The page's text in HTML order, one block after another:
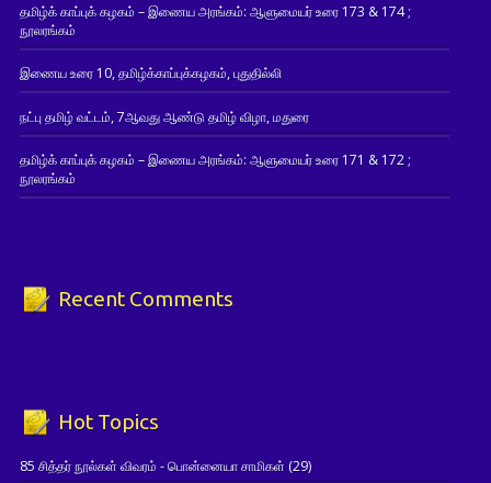
தமிழ்க் காப்புக் கழகம் – இணைய அரங்கம்: ஆளுமையர் உரை 173 & 174 ;
நூலரங்கம்
இணைய உரை 10, தமிழ்க்காப்புக்கழகம், புதுதில்லி
நட்பு தமிழ் வட்டம், 7ஆவது ஆண்டு தமிழ் விழா, மதுரை
தமிழ்க் காப்புக் கழகம் – இணைய அரங்கம்: ஆளுமையர் உரை 171 & 172 ;
நூலரங்கம்
Recent Comments
Hot Topics
85 சித்தர் நூல்கள் விவரம் - பொன்னையா சாமிகள் (29)